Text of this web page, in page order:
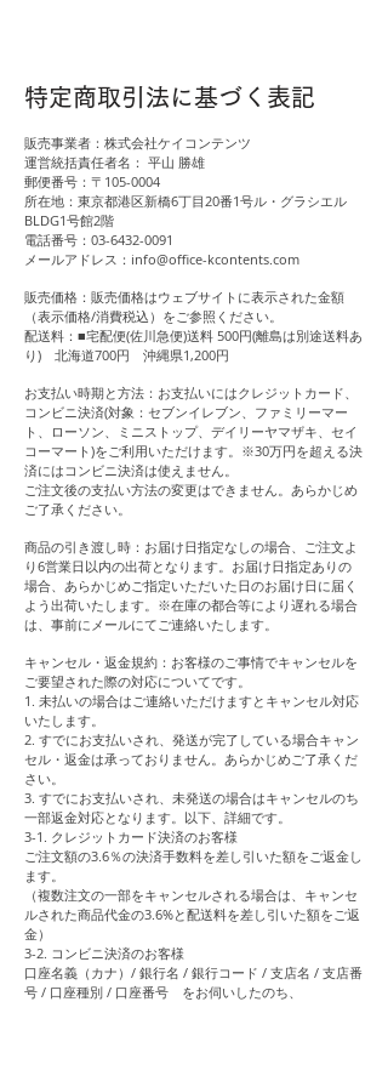
特定商取引法に基づく表記
販売事業者：株式会社ケイコンテンツ
運営統括責任者名： 平山 勝雄
郵便番号：〒105-0004
所在地：東京都港区新橋6丁目20番1号ル・グラシエル
BLDG1号館2階
​電話番号：03-6432-0091
メールアドレス： info@office-kcontents.com
販売価格：販売価格はウェブサイトに表示された金額
（表示価格/消費税込）をご参照ください。
配送料：■宅配便(佐川急便)送料 500円(離島は別途送料あ
り) 北海道700円 沖縄県1,200円
お支払い時期と方法：お支払いにはクレジットカード、
コンビニ決済(対象：セブンイレブン、ファミリーマー
ト、ローソン、ミニストップ、デイリーヤマザキ、セイ
コーマート)をご利用いただけます。※30万円を超える決
済にはコンビニ決済は使えません。
​ご注文後の支払い方法の変更はできません。あらかじめ
ご了承ください。
商品の引き渡し時：お届け日指定なしの場合、ご注文よ
り6営業日以内の出荷となります。お届け日指定ありの
場合、あらかじめご指定いただいた日のお届け日に届く
よう出荷いたします。※在庫の都合等により遅れる場合
は、事前にメールにてご連絡いたします。
キャンセル・返金規約：お客様のご事情でキャンセルを
ご要望された際の対応についてです。
1. 未払いの場合はご連絡いただけますとキャンセル対応
いたします。
2. すでにお支払いされ、発送が完了している場合キャン
セル・返金は承っておりません。あらかじめご了承くだ
さい。
3. すでにお支払いされ、未発送の場合はキャンセルのち
一部返金対応となります。以下、詳細です。
3-1. クレジットカード決済のお客様
ご注文額の3.6％の決済手数料を差し引いた額をご返金し
ます。
（複数注文の一部をキャンセルされる場合は、キャンセ
ルされた商品代金の3.6%と配送料を差し引いた額をご返
金）
3-2. コンビニ決済のお客様
口座名義（カナ）/ 銀行名 / 銀行コード / 支店名 / 支店番
号 / 口座種別 / 口座番号 をお伺いしたのち、